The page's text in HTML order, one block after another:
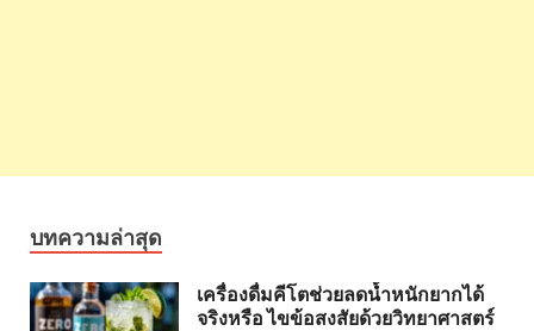
บทความล่าสุด
เครื่องดื่มคีโตช่วยลดน้ำหนักยากได้
จริงหรือ ไขข้อสงสัยด้วยวิทยาศาสตร์